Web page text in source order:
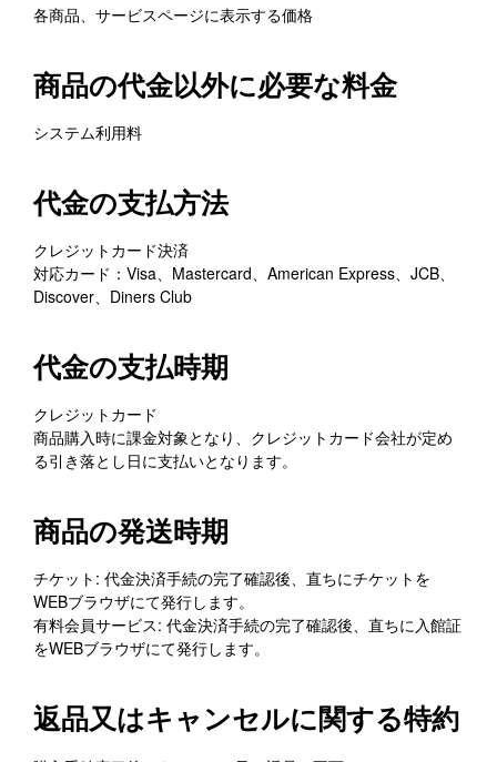
各商品、サービスページに表示する価格
商品の代金以外に必要な料金
システム利用料
代金の支払方法
クレジットカード決済
対応カード：Visa、Mastercard、American Express、JCB、
Discover、Diners Club
代金の支払時期
クレジットカード
商品購入時に課金対象となり、クレジットカード会社が定め
る引き落とし日に支払いとなります。
商品の発送時期
チケット: 代金決済手続の完了確認後、直ちにチケットを
WEBブラウザにて発行します。
有料会員サービス: 代金決済手続の完了確認後、直ちに入館証
をWEBブラウザにて発行します。
返品又はキャンセルに関する特約